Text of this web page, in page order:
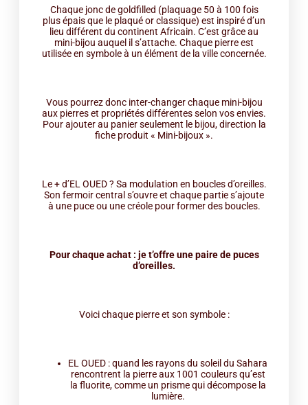
Chaque jonc de goldfilled (plaquage 50 à 100 fois
plus épais que le plaqué or classique) est inspiré d’un
lieu différent du continent Africain. C’est grâce au
mini-bijou auquel il s’attache. Chaque pierre est
utilisée en symbole à un élément de la ville concernée.
Vous pourrez donc inter-changer chaque mini-bijou
aux pierres et propriétés différentes selon vos envies.
Pour ajouter au panier seulement le bijou, direction la
fiche produit « Mini-bijoux ».
Le + d’EL OUED ? Sa modulation en boucles d’oreilles.
Son fermoir central s’ouvre et chaque partie s’ajoute
à une puce ou une créole pour former des boucles.
Pour chaque achat : je t’offre une paire de puces
d’oreilles.
Voici chaque pierre et son symbole :
EL OUED : quand les rayons du soleil du Sahara
rencontrent la pierre aux 1001 couleurs qu’est
la fluorite, comme un prisme qui décompose la
lumière.